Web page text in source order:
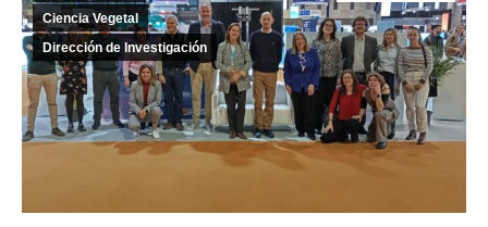
Ciencia Vegetal
Dirección de Investigación